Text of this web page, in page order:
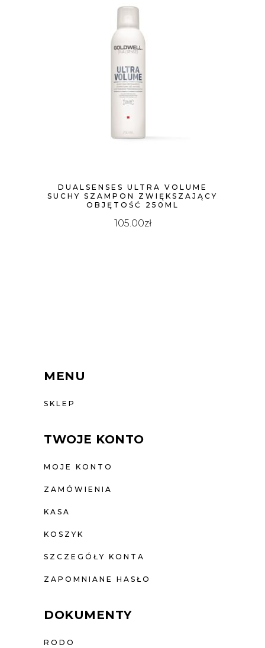
DUALSENSES ULTRA VOLUME
SUCHY SZAMPON ZWIĘKSZAJĄCY
OBJĘTOŚĆ 250ML
105.00zł
MENU
SKLEP
TWOJE KONTO
MOJE KONTO
ZAMÓWIENIA
KASA
KOSZYK
SZCZEGÓŁY KONTA
ZAPOMNIANE HASŁO
DOKUMENTY
RODO